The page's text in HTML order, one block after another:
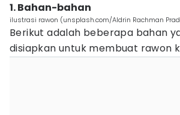
1. Bahan-bahan
ilustrasi rawon (unsplash.com/Aldrin Rachman
Berikut adalah beberapa bahan
disiapkan untuk membuat rawon